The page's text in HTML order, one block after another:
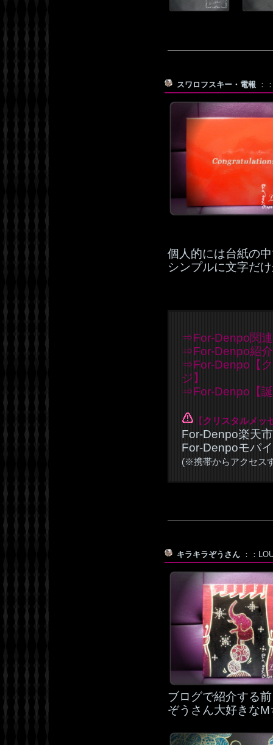
スワロフスキー・電報 ：
個人的には台紙の
シンプルに文字だ
⇒For-Denpo関
⇒For-Denpo紹
⇒For-Denpo【
ジ】
⇒For-Denpo【
【クリスタルメッ
For-Denpo楽天
For-Denpoモバ
(※携帯からアクセス
キラキラぞうさん ：：
ブログで紹介する
ぞうさん大好きな